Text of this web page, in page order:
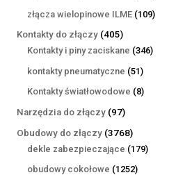
złącza wielopinowe ILME 109109
Kontakty do złączy 405405
produktów
Kontakty i piny zaciskane 346346
kontakty pneumatyczne 5151
Kontakty światłowodowe 88
Narzędzia do złączy 9797
produktów
Obudowy do złączy 37683768
dekle zabezpieczające 179179
obudowy cokołowe 12521252